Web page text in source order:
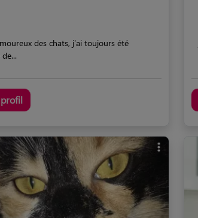
des chats, j'ai toujours été